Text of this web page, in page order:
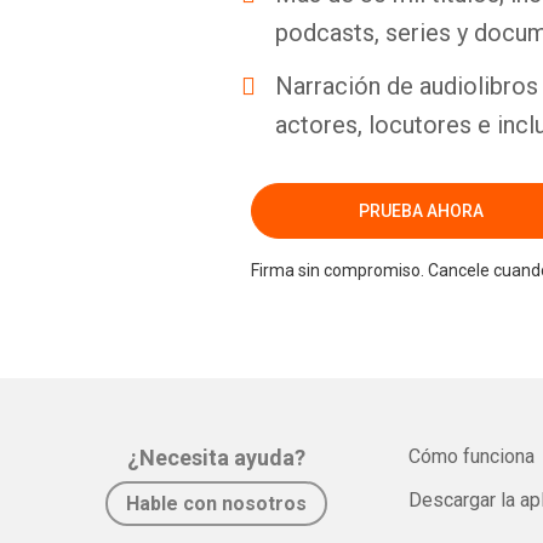
podcasts, series y
Narración de
actores, locutores e
PRUEBA AHORA
Firma sin compromiso. Cancele
¿Necesita ayuda?
Hable con nosotros
Cómo funciona
Descargar la